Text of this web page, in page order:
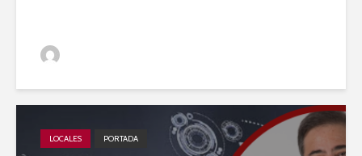
LOCALES PORTADA